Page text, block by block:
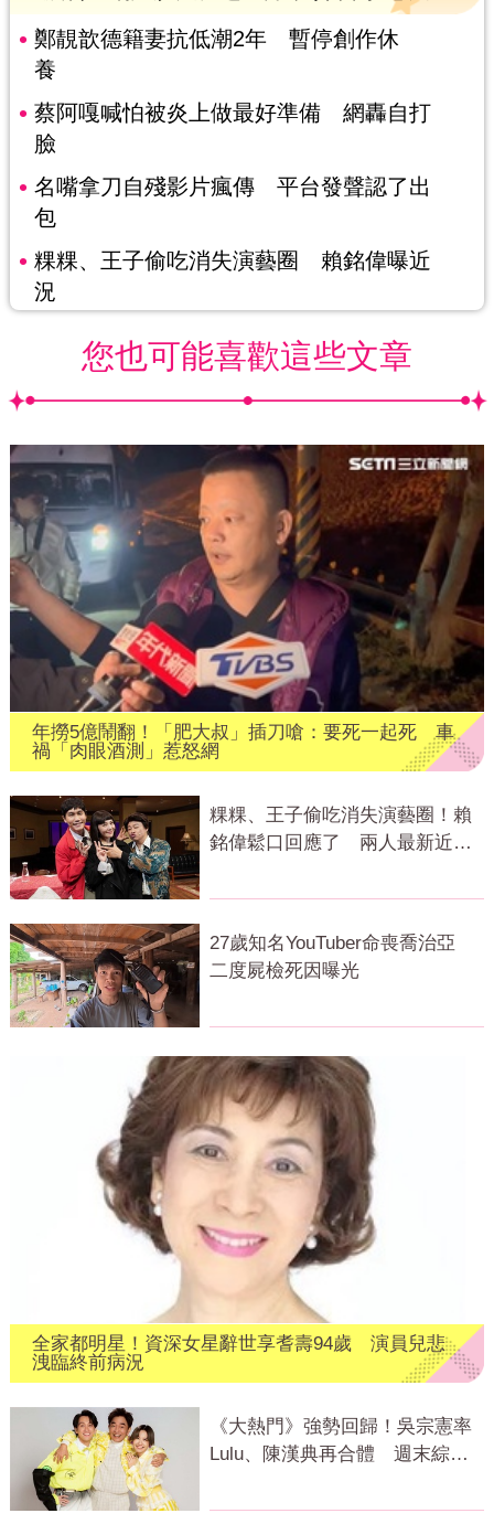
鄭靚歆德籍妻抗低潮2年 暫停創作休
養
蔡阿嘎喊怕被炎上做最好準備 網轟自打
臉
名嘴拿刀自殘影片瘋傳 平台發聲認了出
包
粿粿、王子偷吃消失演藝圈 賴銘偉曝近
況
您也可能喜歡這些文章
年撈5億鬧翻！「肥大叔」插刀嗆：要死一起死 車
禍「肉眼酒測」惹怒網
粿粿、王子偷吃消失演藝圈！賴
銘偉鬆口回應了 兩人最新近況
27歲知名YouTuber命喪喬治亞
二度屍檢死因曝光
全家都明星！資深女星辭世享耆壽94歲 演員兒悲
洩臨終前病況
《大熱門》強勢回歸！吳宗憲率
Lulu、陳漢典再合體 週末綜藝